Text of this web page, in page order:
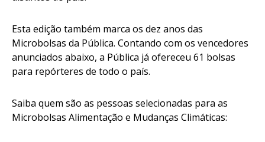
Esta edição também marca os dez anos das
Microbolsas da Pública. Contando com os vencedores
anunciados abaixo, a Pública já ofereceu 61 bolsas
para repórteres de todo o país.
Saiba quem são as pessoas selecionadas para as
Microbolsas Alimentação e Mudanças Climáticas: